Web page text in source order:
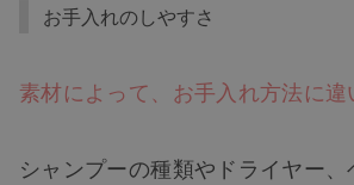
お手入れのしやすさ
素材によって、お手入れ方法に違
シャンプーの種類やドライヤー